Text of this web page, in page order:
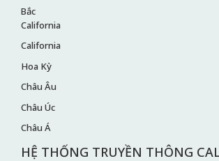
Bắc
California
California
Hoa Kỳ
Châu Âu
Châu Úc
Châu Á
HỆ THỐNG TRUYỀN THÔNG